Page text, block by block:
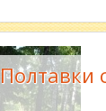
Полтавки